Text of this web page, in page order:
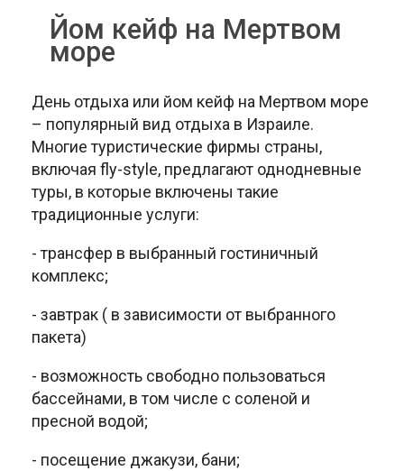
Йом кейф на Мертвом
море
День отдыха или йом кейф на Мертвом море
– популярный вид отдыха в Израиле.
Многие туристические фирмы страны,
включая fly-style, предлагают однодневные
туры, в которые включены такие
традиционные услуги:
- трансфер в выбранный гостиничный
комплекс;
- завтрак ( в зависимости от выбранного
пакета)
- возможность свободно пользоваться
бассейнами, в том числе с соленой и
пресной водой;
- посещение джакузи, бани;